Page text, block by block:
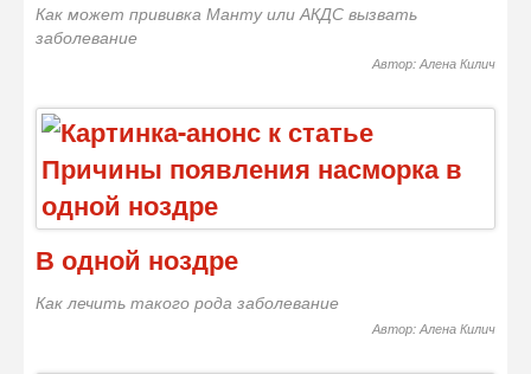
Как может прививка Манту или АКДС вызвать
заболевание
Автор: Алена Килич
В одной ноздре
Как лечить такого рода заболевание
Автор: Алена Килич